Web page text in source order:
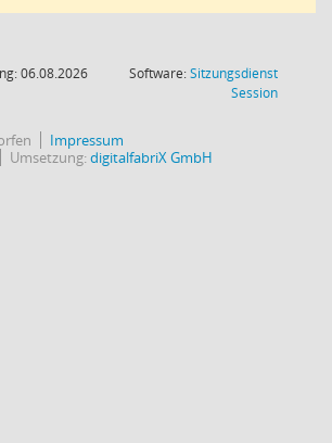
06.08.2026
Software:Sitzungsdienst
Session(Wird in
Impressum
Umsetzung:digitalfabriX GmbH